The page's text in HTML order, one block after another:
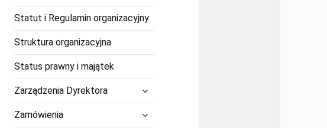
białym zółtym
Statut i Regulamin organizacyjny
Struktura organizacyjna
Status prawny i majątek
Zarządzenia Dyrektora
rozwiń
menu
Zamówienia